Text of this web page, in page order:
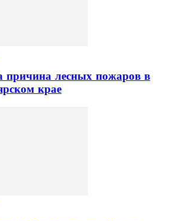
причина лесных пожаров в
крае